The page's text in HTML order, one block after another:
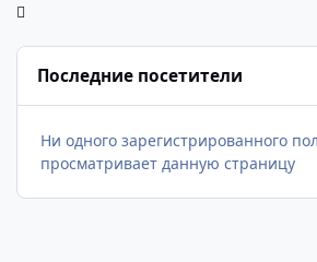
Последние посетители
Ни одного зарегистрированного
просматривает данную страницу